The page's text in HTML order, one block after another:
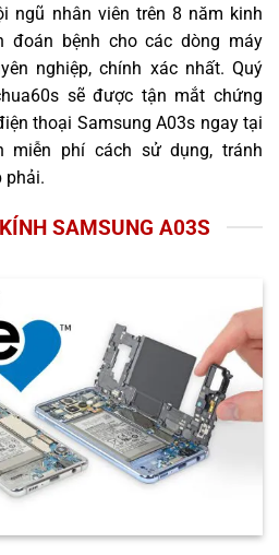
ngũ nhân viên trên 8 năm kinh
đoán bệnh cho các dòng máy
nghiệp, chính xác nhất. Quý
sẽ được tận mắt chứng
thoại Samsung A03s ngay tại
miễn phí cách sử dụng, tránh
phải.
SAMSUNG A03S